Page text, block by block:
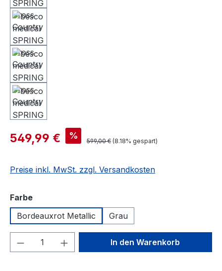
549,99 € %
599,00 € (8.18% gespart)
Preise inkl. MwSt. zzgl. Versandkosten
Farbeauswählen
Bordeauxrot Metallic
Grau
Produkt Anzahl: Gib denIn den Warenkorb